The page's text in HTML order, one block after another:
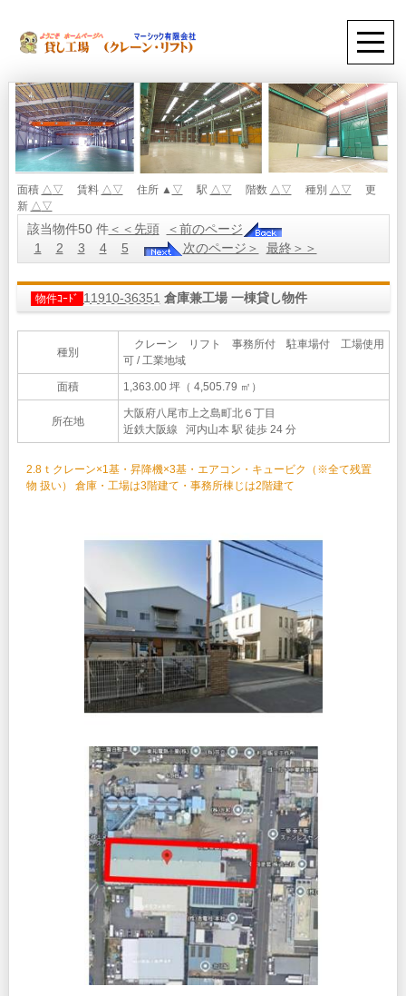
面積 △▽ 賃料 △▽ 住所 ▲ ▽ 駅 △▽ 階数 △▽ 種別 △▽ 更
新 △▽
該当物件50 件＜＜先頭
＜前のページ
1
2 3 4 5 次のページ＞ 最終＞＞
物件ｺｰﾄﾞ 11910-36351 倉庫兼工場 一棟貸し物件
種別
クレーン リフト 事務所付 駐車場付 工場使用
可 / 工業地域
面積 1,363.00 坪（ 4,505.79 ㎡）
所在地
大阪府八尾市上之島町北６丁目
近鉄大阪線 河内山本 駅 徒歩 24 分
2.8ｔクレーン×1基・昇降機×3基・エアコン・キュービク（※全て残置
物 扱い） 倉庫・工場は3階建て・事務所棟じは2階建て